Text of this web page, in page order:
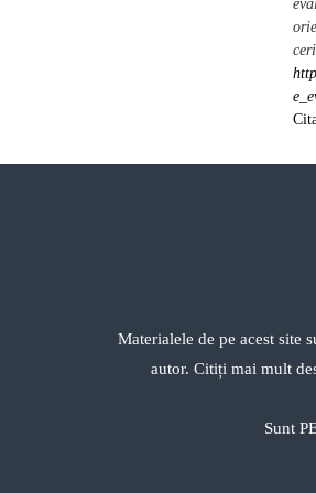
Materialele de pe acest site
autor. Citiți mai mult
Sunt